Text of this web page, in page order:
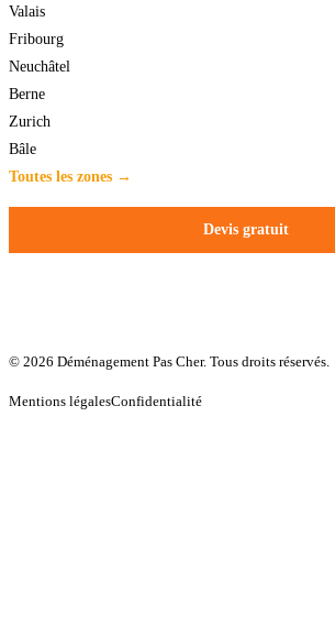
Valais
Fribourg
Neuchâtel
Berne
Zurich
Bâle
Toutes les zones →
Devis gratuit
© 2026 Déménagement Pas Cher. Tous droits réservés.
Mentions légalesConfidentialité